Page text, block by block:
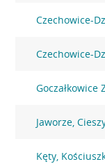
Czechowice-
Czechowice-
Goczałkowice
Jaworze,
Kęty,